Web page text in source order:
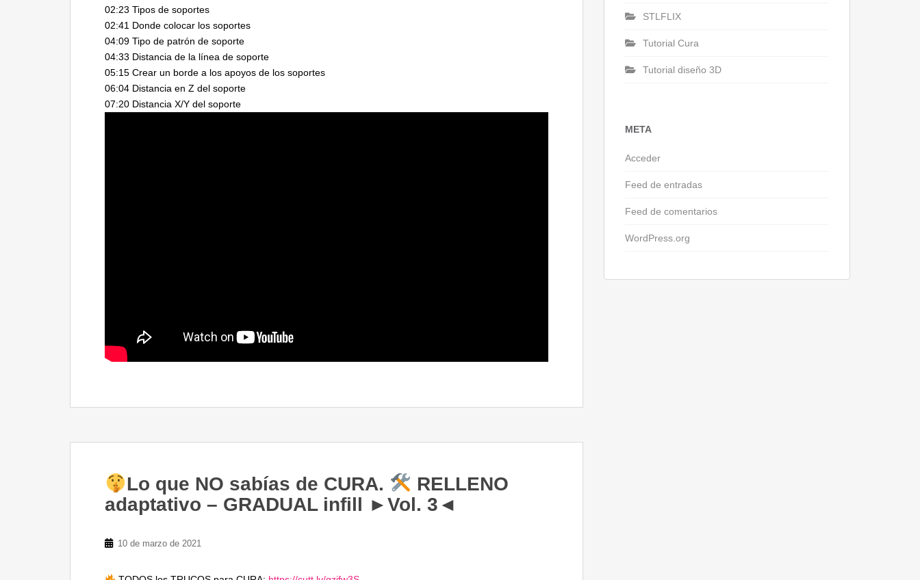
02:23 Tipos de soportes
02:41 Donde colocar los soportes
04:09 Tipo de patrón de soporte
04:33 Distancia de la línea de soporte
05:15 Crear un borde a los apoyos de los soportes
06:04 Distancia en Z del soporte
07:20 Distancia X/Y del soporte
Lo que NO sabías de CURA.
RELLENO
adaptativo – GRADUAL infill ►Vol. 3◄
10 de marzo de 2021
STLFLIX
Tutorial Cura
Tutorial diseño 3D
META
Acceder
Feed de entradas
Feed de comentarios
WordPress.org